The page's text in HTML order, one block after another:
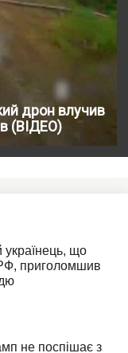
дрон влучив
(ВІДЕО)